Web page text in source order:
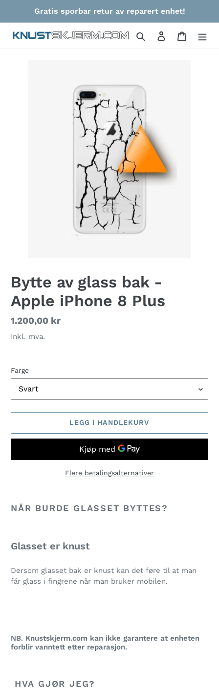
innholdet
Gratis sporbar retur av reparert enhet!
Søk Logg på
Bytte av glass bak -
Apple iPhone 8 Plus
Vanlig
pris
1.200,00 kr
Inkl. mva.
Farge
LEGG I HANDLEKURV
Flere betalingsalternativer
til
produkter
NÅR BURDE GLASSET BYTTES?
Glasset er knust
Dersom glasset bak er knust kan det føre til at man
får glass i fingrene når man bruker mobilen.
NB. Knustskjerm.com kan ikke garantere at enheten
forblir vanntett etter reparasjon.
HVA GJØR JEG?